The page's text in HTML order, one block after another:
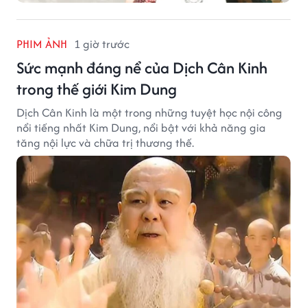
PHIM ẢNH 1 giờ trước
Sức mạnh đáng nể của Dịch Cân Kinh
trong thế giới Kim Dung
Dịch Cân Kinh là một trong những tuyệt học nội công
nổi tiếng nhất Kim Dung, nổi bật với khả năng gia
tăng nội lực và chữa trị thương thế.